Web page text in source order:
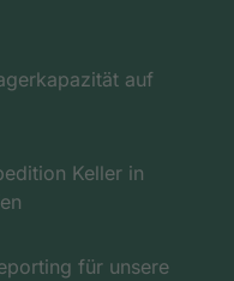
auf
Keller in
für unsere